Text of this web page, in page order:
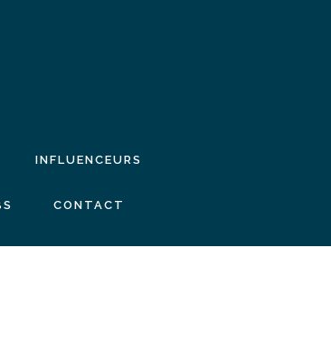
INFLUENCEURS
CONTACT